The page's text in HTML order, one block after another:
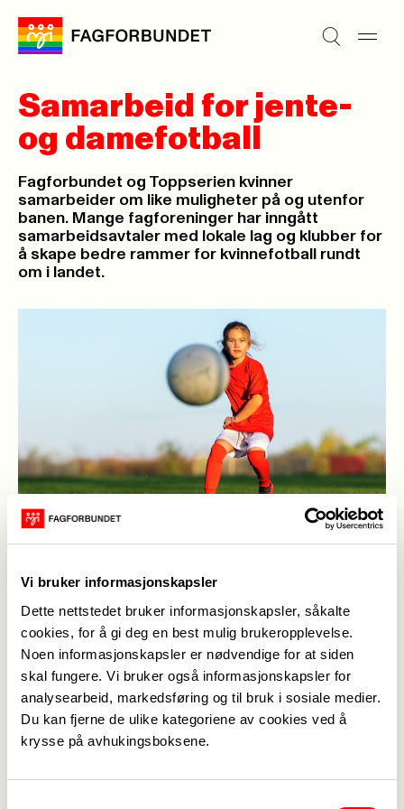
Vi bruker informasjonskapsler
Dette nettstedet bruker informasjonskapsler, såkalte
cookies, for å gi deg en best mulig brukeropplevelse.
Noen informasjonskapsler er nødvendige for at siden
skal fungere. Vi bruker også informasjonskapsler for
analysearbeid, markedsføring og til bruk i sosiale medier.
Du kan fjerne de ulike kategoriene av cookies ved å
krysse på avhukingsboksene.
Samarbeid for jente-
og damefotball
Fagforbundet og Toppserien kvinner
samarbeider om like muligheter på og utenfor
banen. Mange fagforeninger har inngått
samarbeidsavtaler med lokale lag og klubber for
å skape bedre rammer for kvinnefotball rundt
om i landet.
Fotballjenter får drahjelp fra Fagforbundet.
Informasjonsavdelinga
11. jul. 2024
Sist oppdatert: 11. jul. 2024
Les denne fine artikkelen fra arrangementet på
Lerkendal 22. juni i år, som viser hvor mye gøy vi
kan skape sammen. Artikkelen ligger ute på